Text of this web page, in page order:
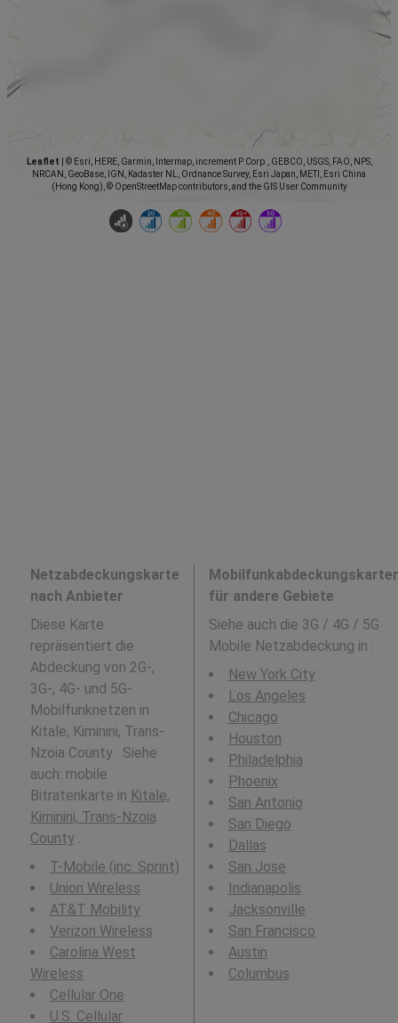
Leaflet
© Esri, HERE, Garmin, Intermap, increment P Corp., GEBCO, USGS, FAO, NPS,
NRCAN, GeoBase, IGN, Kadaster NL, Ordnance Survey, Esri Japan, METI, Esri China
(Hong Kong), © OpenStreetMap contributors, and the GIS User Community
Netzabdeckungskarte
nach Anbieter
Diese Karte
repräsentiert die
Abdeckung von 2G-,
3G-, 4G- und 5G-
Mobilfunknetzen in
Kitale, Kiminini, Trans-
Nzoia County . Siehe
auch: mobile
Bitratenkarte in Kitale,
Kiminini, Trans-Nzoia
County.
T-Mobile (inc. Sprint)
Union Wireless
AT&T Mobility
Verizon Wireless
Carolina West
Wireless
Cellular One
U.S. Cellular
für andere Gebiete
Siehe auch die 3G / 4G / 5G
Mobile Netzabdeckung in :
New York City
Los Angeles
Chicago
Houston
Philadelphia
Phoenix
San Antonio
San Diego
Dallas
San Jose
Indianapolis
Jacksonville
San Francisco
Austin
Columbus